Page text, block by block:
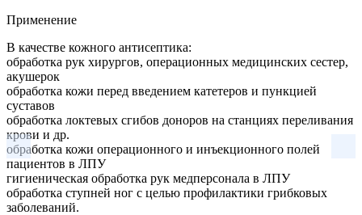
Применение
В качестве кожного антисептика:
обработка рук хирургов, операционных медицинских сестер,
акушерок
обработка кожи перед введением катетеров и пункцией
суставов
обработка локтевых сгибов доноров на станциях переливания
крови и др.
обработка кожи операционного и инъекционного полей
пациентов в ЛПУ
гигиеническая обработка рук медперсонала в ЛПУ
обработка ступней ног с целью профилактики грибковых
заболеваний.